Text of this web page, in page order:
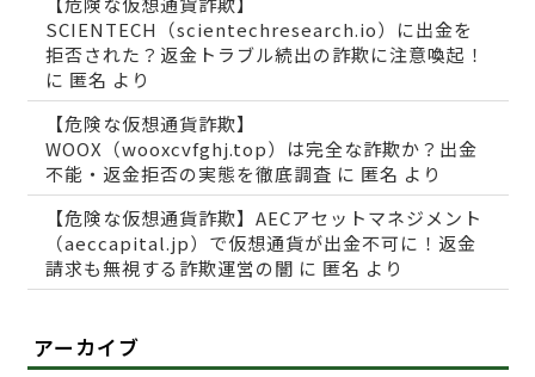
SCIENTECH（scientechresearch.io）に出金を
拒否された？返金トラブル続出の詐欺に注意喚起！
に 匿名 より
【危険な仮想通貨詐欺】
WOOX（wooxcvfghj.top）は完全な詐欺か？出金
不能・返金拒否の実態を徹底調査 に 匿名 より
【危険な仮想通貨詐欺】AECアセットマネジメント
（aeccapital.jp）で仮想通貨が出金不可に！返金
請求も無視する詐欺運営の闇 に 匿名 より
アーカイブ